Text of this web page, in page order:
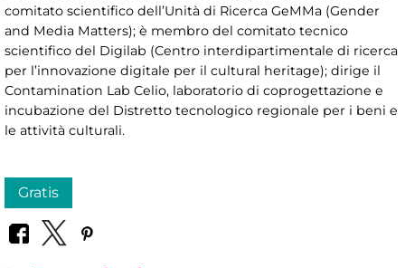
comitato scientifico dell’Unità di Ricerca GeMMa (Gender
and Media Matters); è membro del comitato tecnico
scientifico del Digilab (Centro interdipartimentale di ricerca
per l’innovazione digitale per il cultural heritage); dirige il
Contamination Lab Celio, laboratorio di coprogettazione e
incubazione del Distretto tecnologico regionale per i beni e
le attività culturali.
Gratis